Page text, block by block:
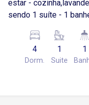
estar -
sendo 1 suíte - 1
descoberta para 2
4
Dorm.
1
Suite
1